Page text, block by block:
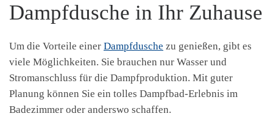
Dampfdusche in Ihr Zuhause
Um die Vorteile einer Dampfdusche zu genießen, gibt es
viele Möglichkeiten. Sie brauchen nur Wasser und
Stromanschluss für die Dampfproduktion. Mit guter
Planung können Sie ein tolles Dampfbad-Erlebnis im
Badezimmer oder anderswo schaffen.